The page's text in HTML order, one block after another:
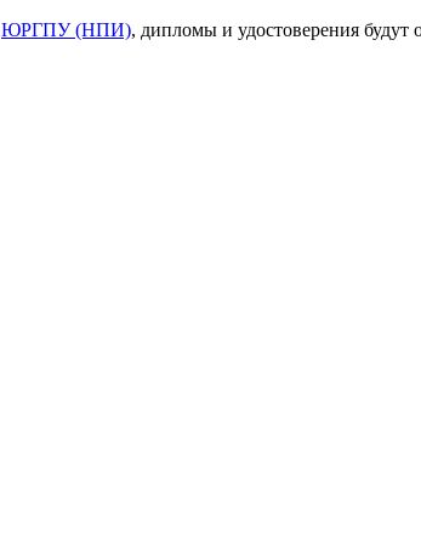
ЮРГПУ (НПИ), дипломы и удостоверения будут